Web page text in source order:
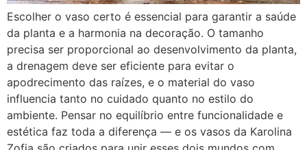
Escolher o vaso certo é essencial para garantir a saúde
da planta e a harmonia na decoração. O tamanho
precisa ser proporcional ao desenvolvimento da planta,
a drenagem deve ser eficiente para evitar o
apodrecimento das raízes, e o material do vaso
influencia tanto no cuidado quanto no estilo do
ambiente. Pensar no equilíbrio entre funcionalidade e
estética faz toda a diferença — e os vasos da Karolina